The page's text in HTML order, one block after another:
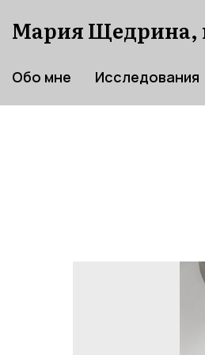
Мария Щедрина,
Обо мне Исследования